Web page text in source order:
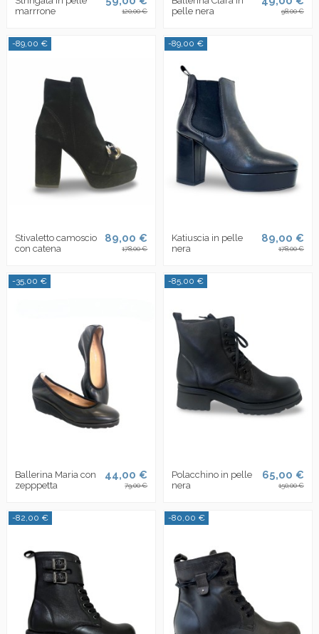
marrrone
120,00 €
pelle nera
98,00 €
-89,00 €
Stivaletto camoscio
con catena
89,00 €
178,00 €
-89,00 €
Katiuscia in pelle
nera
89,00 €
178,00 €
-35,00 €
Ballerina Maria con
zepppetta
44,00 €
79,00 €
-85,00 €
Polacchino in pelle
nera
65,00 €
150,00 €
-82,00 € -80,00 €